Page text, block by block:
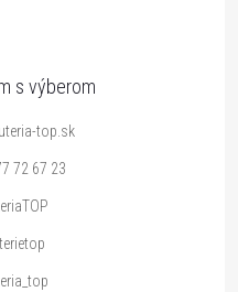
top.sk
72 67 23